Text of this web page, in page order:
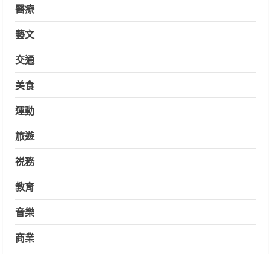
醫療
藝文
交通
美食
運動
旅遊
祱務
教育
音樂
商業